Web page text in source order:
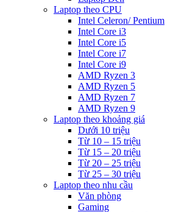
Laptop theo CPU
Intel Celeron/ Pentium
Intel Core i3
Intel Core i5
Intel Core i7
Intel Core i9
AMD Ryzen 3
AMD Ryzen 5
AMD Ryzen 7
AMD Ryzen 9
Laptop theo khoảng giá
Dưới 10 triệu
Từ 10 – 15 triệu
Từ 15 – 20 triệu
Từ 20 – 25 triệu
Từ 25 – 30 triệu
Laptop theo nhu cầu
Văn phòng
Gaming